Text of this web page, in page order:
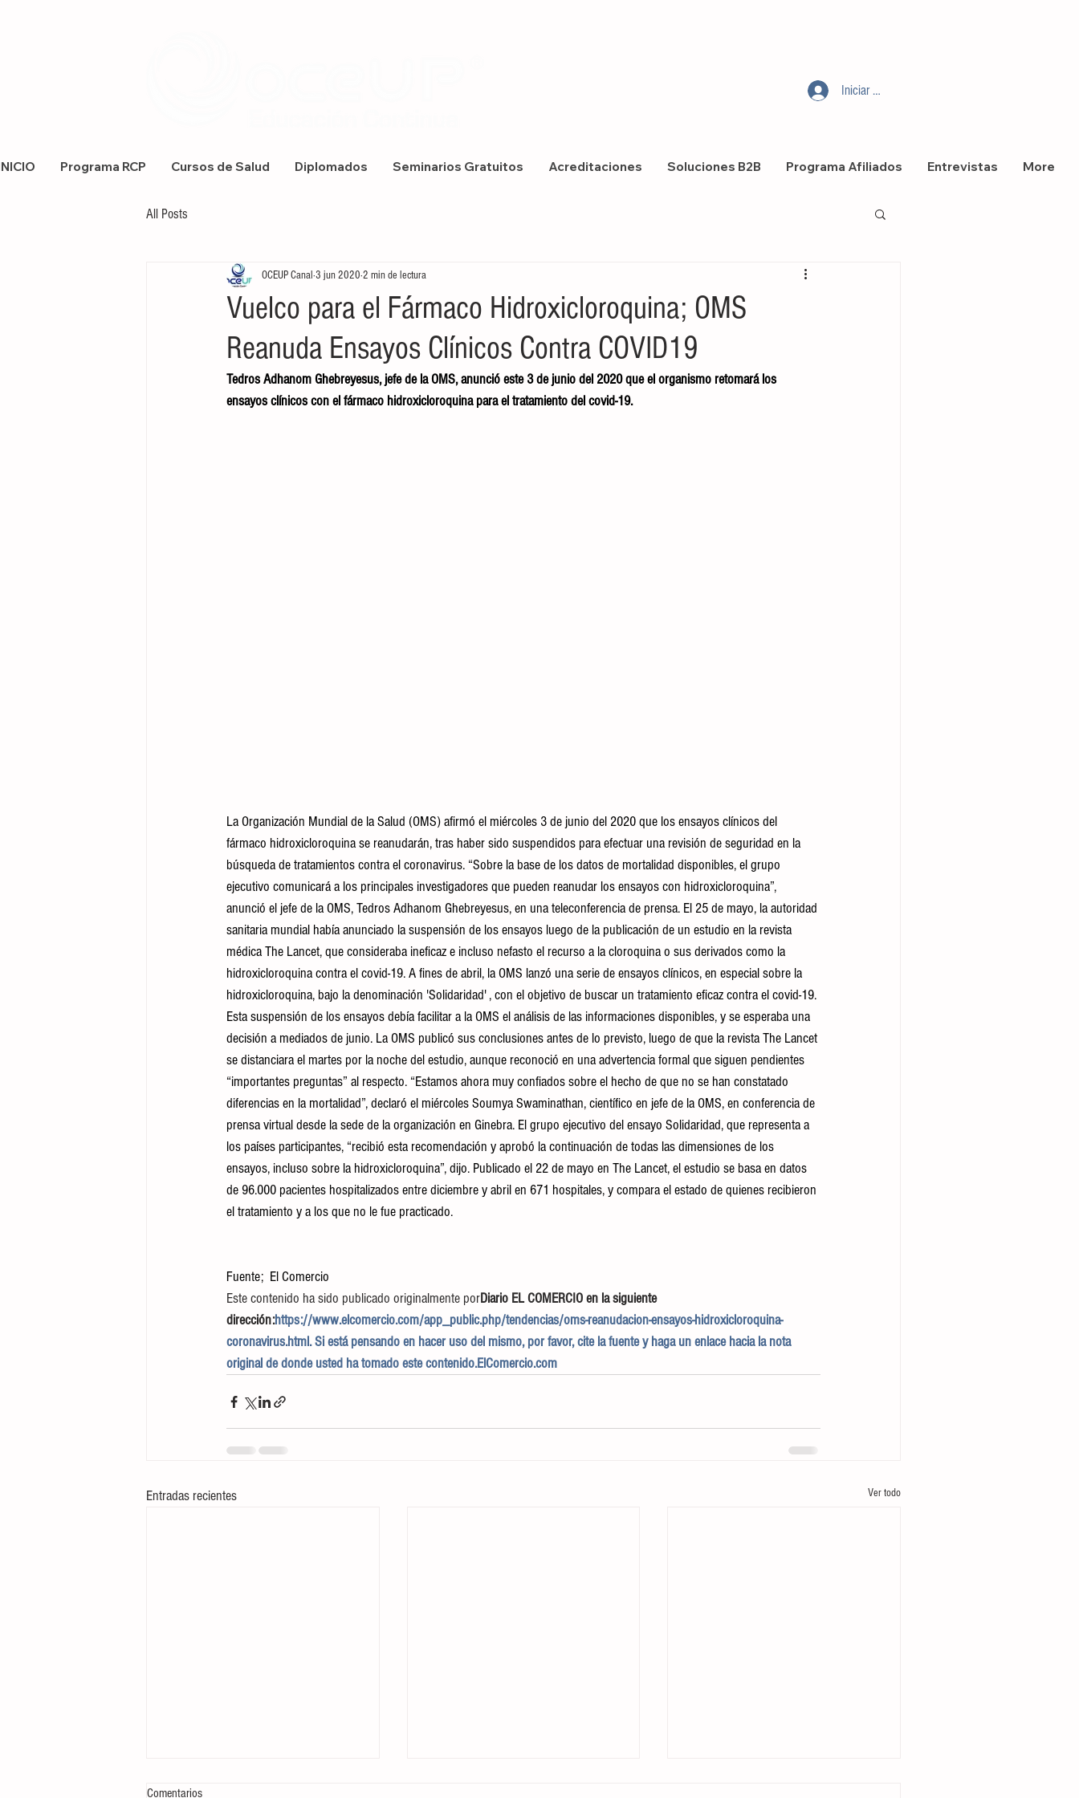
Iniciar sesión
Programa RCP Cursos de Salud Diplomados Seminarios Gratuitos Acreditaciones Soluciones B2B Programa Afiliados Entrevistas More
All Posts
Vuelco para el Fármaco Hidroxicloroquina; OMS
Reanuda Ensayos Clínicos Contra COVID19
OCEUP Canal 3 jun 2020 2 min de lectura
Tedros Adhanom Ghebreyesus, jefe de la OMS, anunció este 3 de junio del 2020 que el organismo retomará los
ensayos clínicos con el fármaco hidroxicloroquina para el tratamiento del covid-19.
La Organización Mundial de la Salud (OMS) afirmó el miércoles 3 de junio del 2020 que los ensayos clínicos del
fármaco hidroxicloroquina se reanudarán, tras haber sido suspendidos para efectuar una revisión de seguridad en la
búsqueda de tratamientos contra el coronavirus. “Sobre la base de los datos de mortalidad disponibles, el grupo
ejecutivo comunicará a los principales investigadores que pueden reanudar los ensayos con hidroxicloroquina”,
anunció el jefe de la OMS, Tedros Adhanom Ghebreyesus, en una teleconferencia de prensa. El 25 de mayo, la autoridad
sanitaria mundial había anunciado la suspensión de los ensayos luego de la publicación de un estudio en la revista
médica The Lancet, que consideraba ineficaz e incluso nefasto el recurso a la cloroquina o sus derivados como la
hidroxicloroquina contra el covid-19. A fines de abril, la OMS lanzó una serie de ensayos clínicos, en especial sobre la
hidroxicloroquina, bajo la denominación 'Solidaridad' , con el objetivo de buscar un tratamiento eficaz contra el covid-19.
Esta suspensión de los ensayos debía facilitar a la OMS el análisis de las informaciones disponibles, y se esperaba una
decisión a mediados de junio. La OMS publicó sus conclusiones antes de lo previsto, luego de que la revista The Lancet
se distanciara el martes por la noche del estudio, aunque reconoció en una advertencia formal que siguen pendientes
“importantes preguntas” al respecto. “Estamos ahora muy confiados sobre el hecho de que no se han constatado
diferencias en la mortalidad”, declaró el miércoles Soumya Swaminathan, científico en jefe de la OMS, en conferencia de
prensa virtual desde la sede de la organización en Ginebra. El grupo ejecutivo del ensayo Solidaridad, que representa a
los países participantes, “recibió esta recomendación y aprobó la continuación de todas las dimensiones de los
ensayos, incluso sobre la hidroxicloroquina”, dijo. Publicado el 22 de mayo en The Lancet, el estudio se basa en datos
de 96.000 pacientes hospitalizados entre diciembre y abril en 671 hospitales, y compara el estado de quienes recibieron
el tratamiento y a los que no le fue practicado.
Fuente;  El Comercio
Este contenido ha sido publicado originalmente porDiario EL COMERCIO en la siguiente
dirección:https://www.elcomercio.com/app_public.php/tendencias/oms-reanudacion-ensayos-hidroxicloroquina-
coronavirus.html. Si está pensando en hacer uso del mismo, por favor, cite la fuente y haga un enlace hacia la nota
original de donde usted ha tomado este contenido.ElComercio.com
Entradas recientes Ver todo
Comentarios